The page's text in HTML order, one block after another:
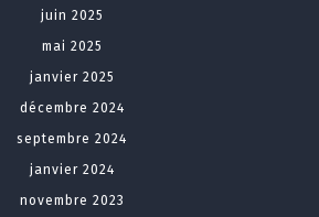
juin 2025
mai 2025
janvier 2025
décembre 2024
septembre 2024
janvier 2024
novembre 2023